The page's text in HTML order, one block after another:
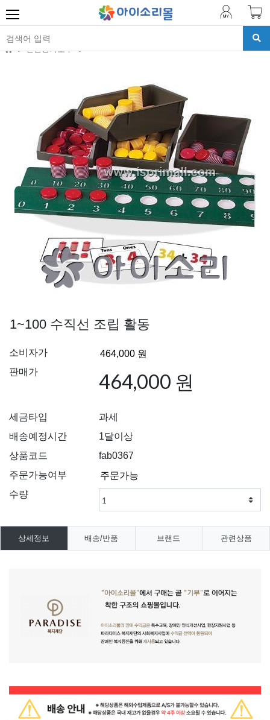
진단평가도구
1~100 수직선 조립 활동
소비자가
판매가
464,000 원
세금타입
과세
배송예정시간
1달이상
상품코드
fab0367
주문가능여부
수량
상세정보 배송/반품 브랜드 관련상품